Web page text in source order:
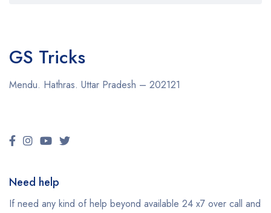
GS Tricks
Mendu. Hathras. Uttar Pradesh – 202121
Need help
If need any kind of help beyond available 24 x7 over call and